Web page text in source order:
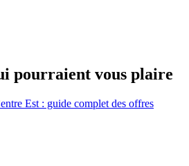
pourraient vous plaire